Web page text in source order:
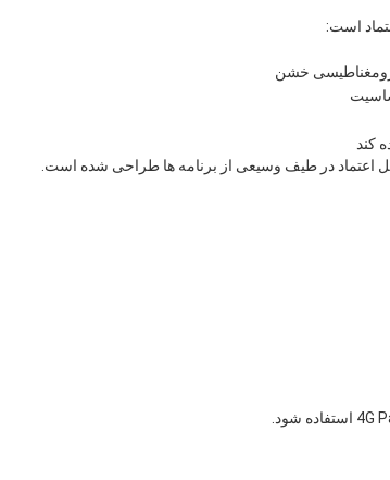
است:
خشن
کند
اعتماد در طیف وسیعی از برنامه ها طراحی شده است.